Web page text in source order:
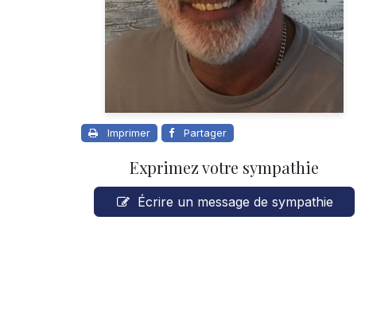
Imprimer Partager
Exprimez votre sympathie
Écrire un message de sympathie